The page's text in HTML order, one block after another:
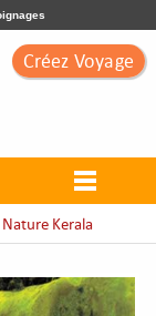
Créez Voyage
Kerala